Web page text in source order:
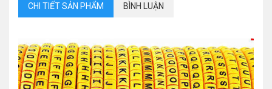
CHI TIẾT SẢN PHẨM BÌNH LUẬN